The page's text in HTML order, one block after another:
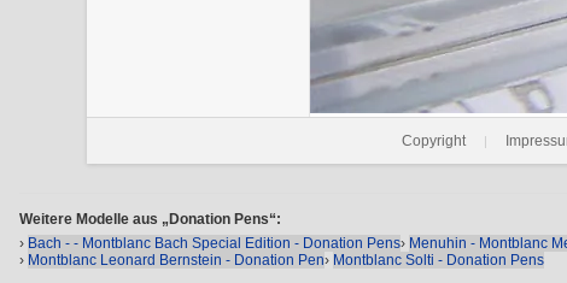
Copyright |
Weitere Modelle aus „Donation Pens“:
› Bach - - Montblanc Bach Special Edition - Donation Pens› Menuhin - Montblanc
› Montblanc Leonard Bernstein - Donation Pen› Montblanc Solti - Donation Pens